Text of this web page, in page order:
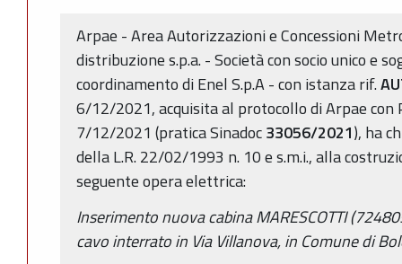
Arpae - Area Autorizzazioni e Concessioni
distribuzione s.p.a. - Società con socio unico e
coordinamento di Enel S.p.A - con istanza rif.
6/12/2021, acquisita al protocollo di Arpae con
7/12/2021 (pratica Sinadoc33056/2021), ha
della L.R. 22/02/1993 n. 10 e s.m.i., alla
seguente opera elettrica:
Inserimento nuova cabina MARESCOTTI
cavo interrato in Via Villanova, in Comune di